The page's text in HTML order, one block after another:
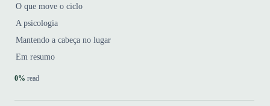
O que move o ciclo
A psicologia
Mantendo a cabeça no lugar
Em resumo
0% read